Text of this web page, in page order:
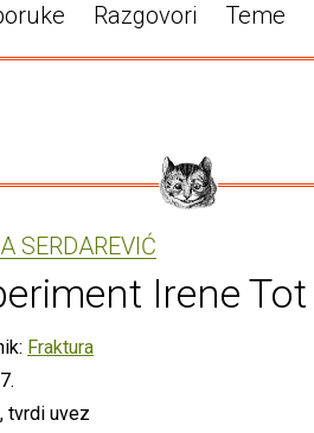
Razgovori Teme
SERDAREVIĆ
Irene Tot
Fraktura
tvrdi uvez